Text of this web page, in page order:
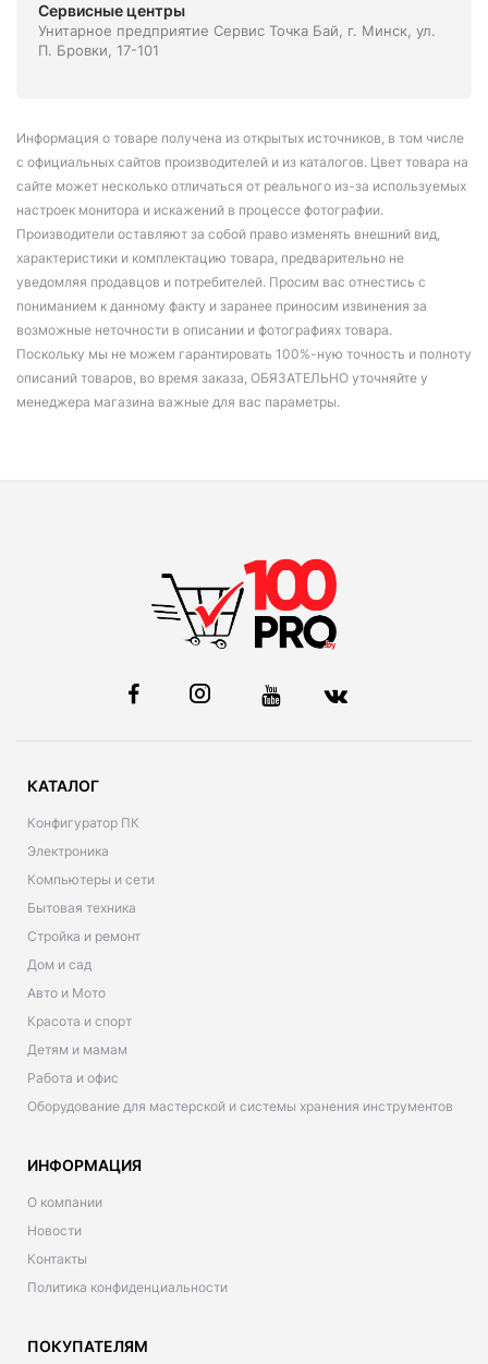
Сервисные центры
Унитарное предприятие Сервис Точка Бай, г. Минск, ул.
П. Бровки, 17-101
Информация о товаре получена из открытых источников, в том числе
с официальных сайтов производителей и из каталогов. Цвет товара на
сайте может несколько отличаться от реального из-за используемых
настроек монитора и искажений в процессе фотографии.
Производители оставляют за собой право изменять внешний вид,
характеристики и комплектацию товара, предварительно не
уведомляя продавцов и потребителей. Просим вас отнестись с
пониманием к данному факту и заранее приносим извинения за
возможные неточности в описании и фотографиях товара.
Поскольку мы не можем гарантировать 100%-ную точность и полноту
описаний товаров, во время заказа, ОБЯЗАТЕЛЬНО уточняйте у
менеджера магазина важные для вас параметры.
КАТАЛОГ
Конфигуратор ПК
Электроника
Компьютеры и сети
Бытовая техника
Стройка и ремонт
Дом и сад
Авто и Мото
Красота и спорт
Детям и мамам
Работа и офис
Оборудование для мастерской и системы хранения инструментов
ИНФОРМАЦИЯ
О компании
Новости
Контакты
Политика конфиденциальности
ПОКУПАТЕЛЯМ